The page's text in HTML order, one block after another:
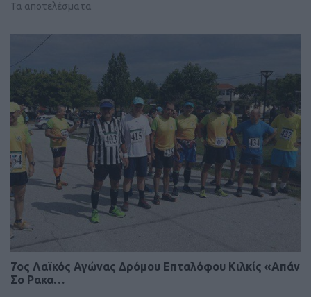
Τα αποτελέσματα
7ος Λαϊκός Αγώνας Δρόμου Επταλόφου Κιλκίς «Απάν
Σο Ρακα…